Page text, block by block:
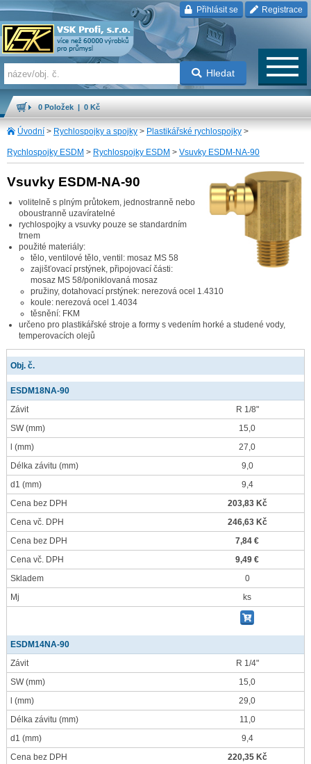
Přihlásit se Registrace
Hledat
0 Položek | 0 Kč
Úvodní > Rychlospojky a spojky > Plastikářské rychlospojky >
Rychlospojky ESDM > Rychlospojky ESDM > Vsuvky ESDM-NA-90
Vsuvky ESDM-NA-90
volitelně s plným průtokem, jednostranně nebo
oboustranně uzavíratelné
rychlospojky a vsuvky pouze se standardním
trnem
použité materiály:
tělo, ventilové tělo, ventil: mosaz MS 58
zajišťovací prstýnek, připojovací části:
mosaz MS 58/poniklovaná mosaz
pružiny, dotahovací prstýnek: nerezová ocel 1.4310
koule: nerezová ocel 1.4034
těsnění: FKM
určeno pro plastikářské stroje a formy s vedením horké a studené vody,
temperovacích olejů
Obj. č.
ESDM18NA-90
Závit
R 1/8"
SW(mm)
15,0
(mm)
27,0
Délka závitu (mm)
9,0
d1 (mm)
9,4
Cena bez DPH
203,83 Kč
Cena vč. DPH
246,63 Kč
Cena bez DPH
7,84 €
Cena vč. DPH
9,49 €
Skladem
0
Mj
ks
ESDM14NA-90
Závit
R 1/4"
SW(mm)
15,0
(mm)
29,0
Délka závitu (mm)
11,0
d1 (mm)
9,4
Cena bez DPH
220,35 Kč